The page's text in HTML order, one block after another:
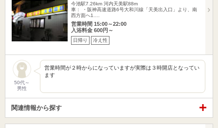
今池駅7.26km 河内天美駅88m
車： ・阪神高速道路6号大和川線「天美出入口」より、南
西方面へ1.…
営業時間 15:00～22:00
入浴料金 600円～
日帰り 冷え性
50代～
男性
営業時間が２時からになっていますが実際は３時開店となってい
ます
関連情報から探す